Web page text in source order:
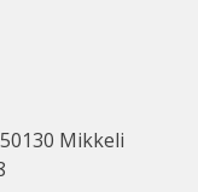
Mikkeli